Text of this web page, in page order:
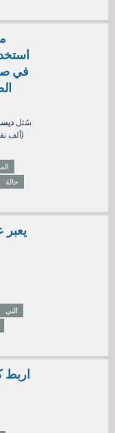
في
سُئل ديسمبر
202ألف نقاط)
حالة
يعبر
التي
اربط